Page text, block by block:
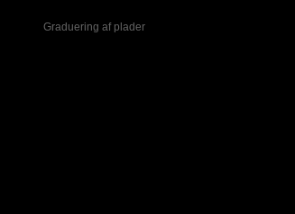
Graduering af plader